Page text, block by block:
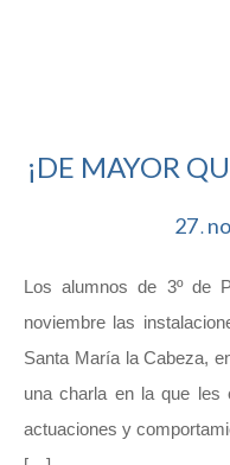
¡DE MAYOR
27.
Los alumnos de 3º de
noviembre las
Santa María la Cabeza,
una charla en la que les
actuaciones y